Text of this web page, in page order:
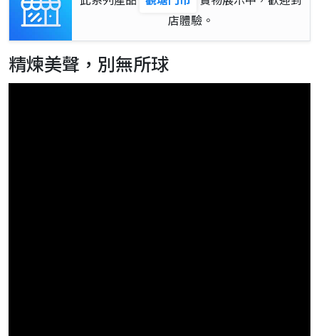
店體驗。
精煉美聲，別無所球